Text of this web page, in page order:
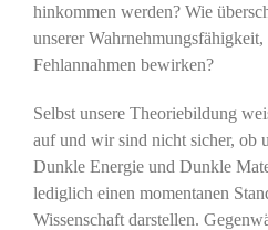
hinkommen werden? Wie
unserer
Fehlannahmen bewirken?
Selbst unsere Theoriebildung
auf und wir sind nicht sicher, ob
Dunkle Energie und Dunkle
lediglich einen momentanen
Wissenschaft darstellen.